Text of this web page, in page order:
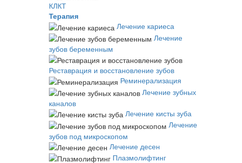
КЛКТ
Терапия
Лечение кариеса
Лечение
зубов беременным
Реставрация и восстановление зубов
Реминерализация
Лечение зубных
каналов
Лечение кисты зуба
Лечение
зубов под микроскопом
Лечение десен
Плазмолифтинг